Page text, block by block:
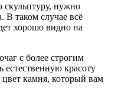
нужно
В таком случае всё
хорошо видно на
с более строгим
естественную красоту
цвет камня, который вам